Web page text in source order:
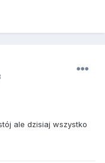
ale dzisiaj wszystko